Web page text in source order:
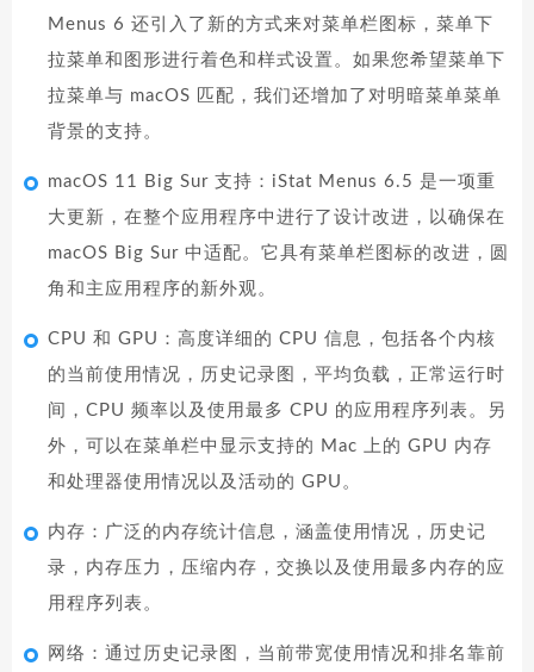
Menus 6 还引入了新的方式来对菜单栏图标，菜单下
拉菜单和图形进行着色和样式设置。如果您希望菜单下
拉菜单与 macOS 匹配，我们还增加了对明暗菜单菜单
背景的支持。
macOS 11 Big Sur 支持：iStat Menus 6.5 是一项重
大更新，在整个应用程序中进行了设计改进，以确保在
macOS Big Sur 中适配。它具有菜单栏图标的改进，圆
角和主应用程序的新外观。
CPU 和 GPU：高度详细的 CPU 信息，包括各个内核
的当前使用情况，历史记录图，平均负载，正常运行时
间，CPU 频率以及使用最多 CPU 的应用程序列表。另
外，可以在菜单栏中显示支持的 Mac 上的 GPU 内存
和处理器使用情况以及活动的 GPU。
内存：广泛的内存统计信息，涵盖使用情况，历史记
录，内存压力，压缩内存，交换以及使用最多内存的应
用程序列表。
网络：通过历史记录图，当前带宽使用情况和排名靠前